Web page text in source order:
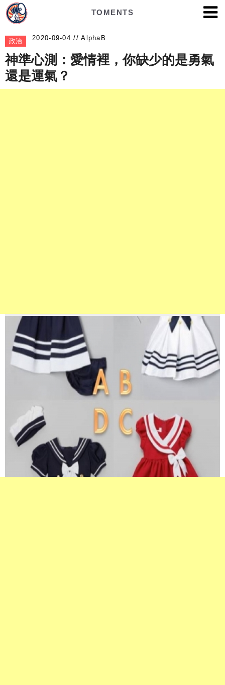
TOMENTS
政治 AlphaB
神準心測：愛情裡，你缺少的是勇氣
還是運氣？